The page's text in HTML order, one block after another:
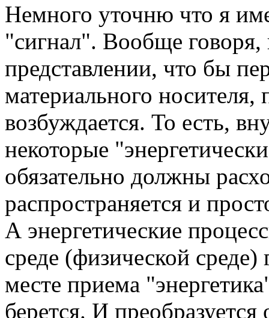
Немного уточню что я
"сигнал". Вообще
представлении, что бы
материального
возбуждается. То есть,
некоторые
обязательно должны
распространяется и
А энергетические
среде (физической среде)
месте приема
берется. И